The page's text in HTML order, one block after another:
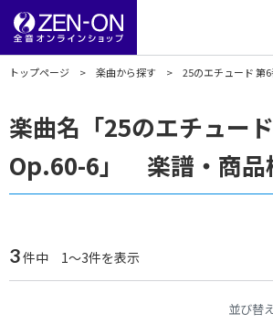
トップページ 楽曲から探す 25のエチュード 第
楽曲名「25のエチュー
Op.60-6」 楽譜・商品
3件中 1～3件を表示
並び替